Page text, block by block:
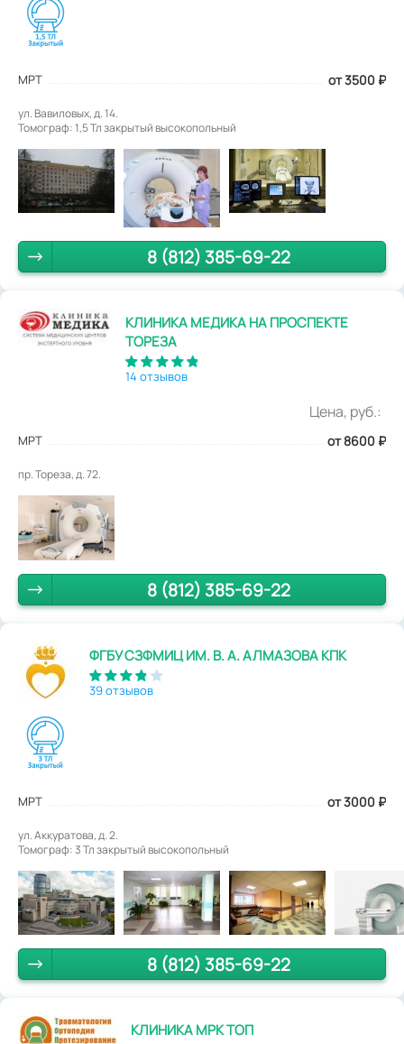
МРТ от 3500 ₽
ул. Вавиловых, д. 14.
Томограф: 1,5 Тл закрытый высокопольный
8 (812) 385-69-22
КЛИНИКА МЕДИКА НА ПРОСПЕКТЕ
ТОРЕЗА
14 отзывов
Цена, руб.:
МРТ от 8600 ₽
пр. Тореза, д. 72.
8 (812) 385-69-22
ФГБУ СЗФМИЦ ИМ. В. А. АЛМАЗОВА КПК
39 отзывов
МРТ от 3000 ₽
ул. Аккуратова, д. 2.
Томограф: 3 Тл закрытый высокопольный
8 (812) 385-69-22
КЛИНИКА МРК ТОП